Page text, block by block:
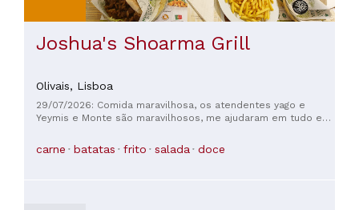
Joshua's Shoarma Grill
Olivais, Lisboa
29/07/2026: Comida maravilhosa, os atendentes yago e
Yeymis e Monte são maravilhosos, me ajudaram em tudo e
carne batatas frito salada doce